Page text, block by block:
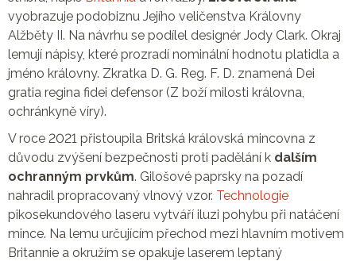
vyobrazuje podobiznu Jejího veličenstva Královny
Alžběty II. Na návrhu se podílel designér Jody Clark. Okraj
lemují nápisy, které prozradí nominální hodnotu platidla a
jméno královny. Zkratka D. G. Reg. F. D. znamená Dei
gratia regina fidei defensor (Z boží milosti královna,
ochránkyně víry).
V roce 2021 přistoupila Britská královská mincovna z
důvodu zvýšení bezpečnosti proti padělání k dalším
ochranným prvkům. Gilošové paprsky na pozadí
nahradil propracovaný vlnový vzor. Technologie
pikosekundového laseru vytváří iluzi pohybu při natáčení
mince. Na lemu určujícím přechod mezi hlavním motivem
Britannie a okružím se opakuje laserem leptaný